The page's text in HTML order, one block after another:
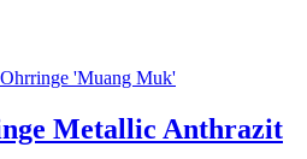
'Muang Muk'
Metallic Anthrazit